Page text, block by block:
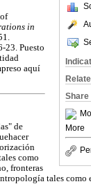
Share
More
in
23. Puesto
aquí
de
como
fronteras
tales como